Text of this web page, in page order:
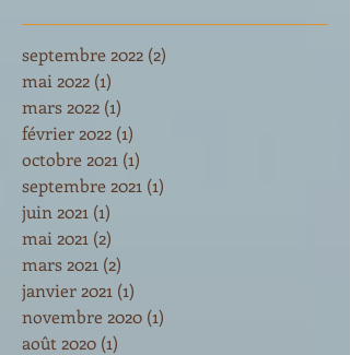
septembre 2022 (2)
mai 2022 (1)
mars 2022 (1)
février 2022 (1)
octobre 2021 (1)
septembre 2021 (1)
juin 2021 (1)
mai 2021 (2)
mars 2021 (2)
janvier 2021 (1)
novembre 2020 (1)
août 2020 (1)